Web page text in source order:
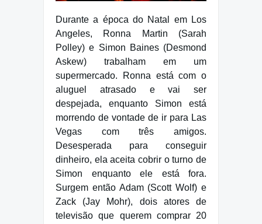
Durante a época do Natal em Los
Angeles, Ronna Martin (Sarah
Polley) e Simon Baines (Desmond
Askew) trabalham em um
supermercado. Ronna está com o
aluguel atrasado e vai ser
despejada, enquanto Simon está
morrendo de vontade de ir para Las
Vegas com três amigos.
Desesperada para conseguir
dinheiro, ela aceita cobrir o turno de
Simon enquanto ele está fora.
Surgem então Adam (Scott Wolf) e
Zack (Jay Mohr), dois atores de
televisão que querem comprar 20